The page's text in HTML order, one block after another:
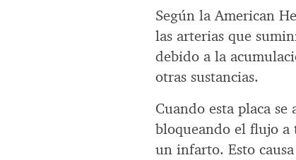
Según la American
las arterias que
debido a la
otras sustancias.
Cuando esta placa
bloqueando el flujo a
un infarto. Esto